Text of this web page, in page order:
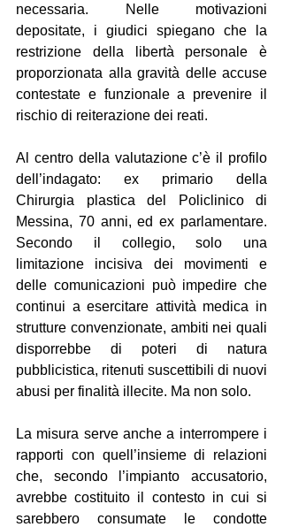
necessaria. Nelle motivazioni
depositate, i giudici spiegano che la
restrizione della libertà personale è
proporzionata alla gravità delle accuse
contestate e funzionale a prevenire il
rischio di reiterazione dei reati.
Al centro della valutazione c’è il profilo
dell’indagato: ex primario della
Chirurgia plastica del Policlinico di
Messina, 70 anni, ed ex parlamentare.
Secondo il collegio, solo una
limitazione incisiva dei movimenti e
delle comunicazioni può impedire che
continui a esercitare attività medica in
strutture convenzionate, ambiti nei quali
disporrebbe di poteri di natura
pubblicistica, ritenuti suscettibili di nuovi
abusi per finalità illecite. Ma non solo.
La misura serve anche a interrompere i
rapporti con quell’insieme di relazioni
che, secondo l’impianto accusatorio,
avrebbe costituito il contesto in cui si
sarebbero consumate le condotte